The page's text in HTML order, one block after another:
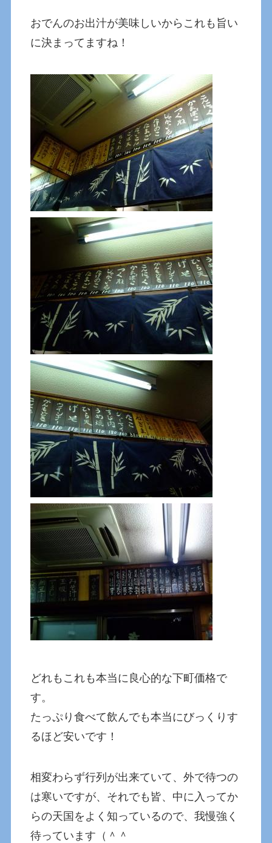
おでんのお出汁が美味しいからこれも旨い
に決まってますね！
どれもこれも本当に良心的な下町価格で
す。
たっぷり食べて飲んでも本当にびっくりす
るほど安いです！
相変わらず行列が出来ていて、外で待つの
は寒いですが、それでも皆、中に入ってか
らの天国をよく知っているので、我慢強く
待っています（＾＾